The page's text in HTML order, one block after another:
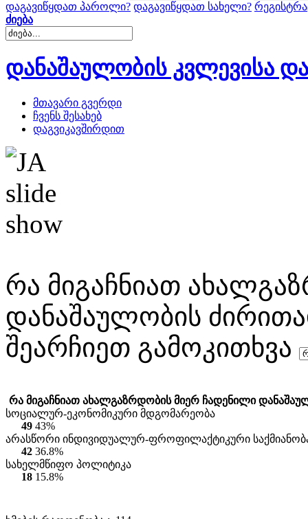
დაგავიწყდათ პაროლი? დაგავიწყდათ სახელი?
ძიება
დანაშაულობის კვლევისა
მთავარი გვერდი
ჩვენს შესახებ
დაგვიკავშირდით
რა მიგაჩნიათ
დანაშაულობის
შეარჩიეთ გამოკითხვა
რა მიგაჩნიათ ახალგაზრდობის მიერ ჩადენილი
სოციალურ-ეკონომიკური მდგომარეობა
49 43%
არასწორი ინდივიდუალურ-ფროფილაქტიკური
42 36.8%
სახელმწიფო პოლიტიკა
18 15.8%